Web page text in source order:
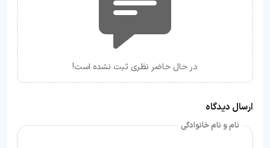
در حال حاضر نظری ثبت نشده است!
ارسال دیدگاه
نام و نام خانوادگی